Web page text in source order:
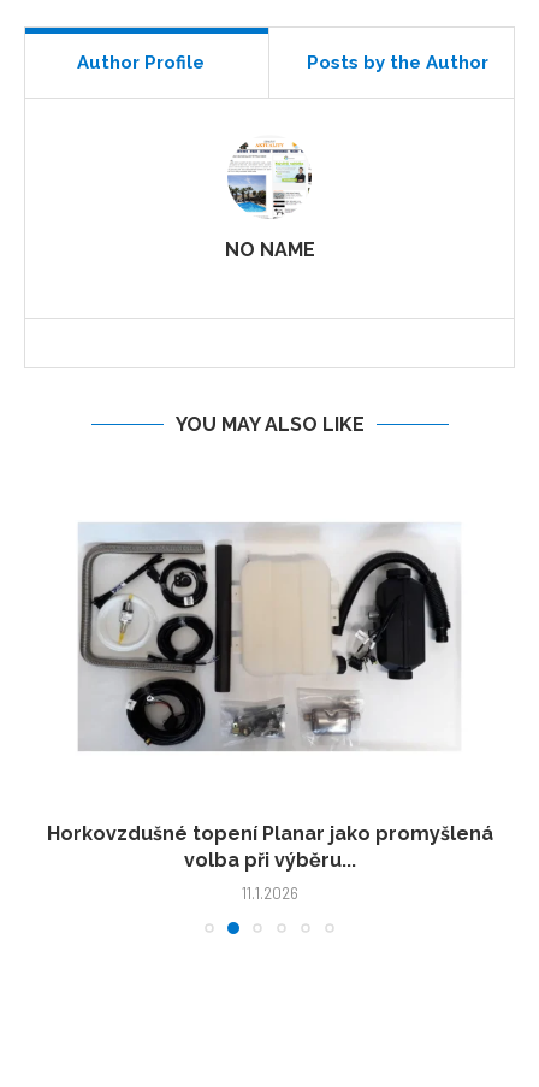
Author Profile Posts by the Author
NO NAME
YOU MAY ALSO LIKE
Horkovzdušné topení Planar jako promyšlená
volba při výběru...
11.1.2026